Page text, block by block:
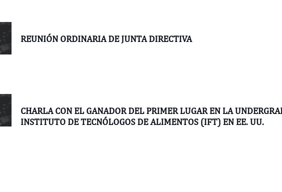
REUNIÓN ORDINARIA DE JUNTA DIRECTIVA
CHARLA CON EL GANADOR DEL PRIMER LUGAR EN LA
INSTITUTO DE TECNÓLOGOS DE ALIMENTOS (IFT) EN EE. UU.